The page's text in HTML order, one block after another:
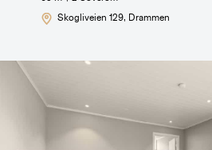
Skogliveien 129, Drammen